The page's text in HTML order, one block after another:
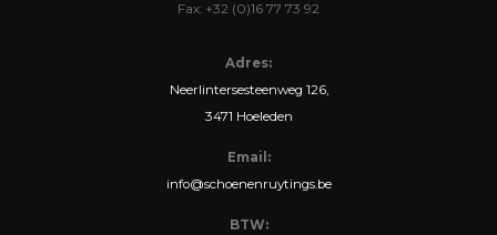
Fax: +32 (0)16 77 73 92
Adres:
Neerlintersesteenweg 126,
3471 Hoeleden
Email:
info@schoenenruytings.be
BTW: